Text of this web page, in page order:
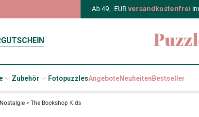
Ab 49,- EURversandkostenfrei
GUTSCHEIN
Zubehör FotopuzzlesAngeboteNeuheitenBestseller
> The Bookshop Kids